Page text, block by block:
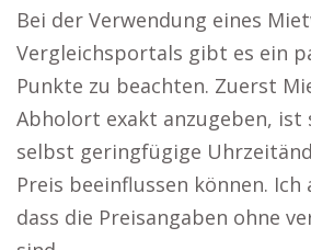
Bei der Verwendung eines
Vergleichsportals gibt es ein
Punkte zu beachten. Zuerst
Abholort exakt anzugeben, ist
selbst geringfügige
Preis beeinflussen können. Ich
dass die Preisangaben ohne